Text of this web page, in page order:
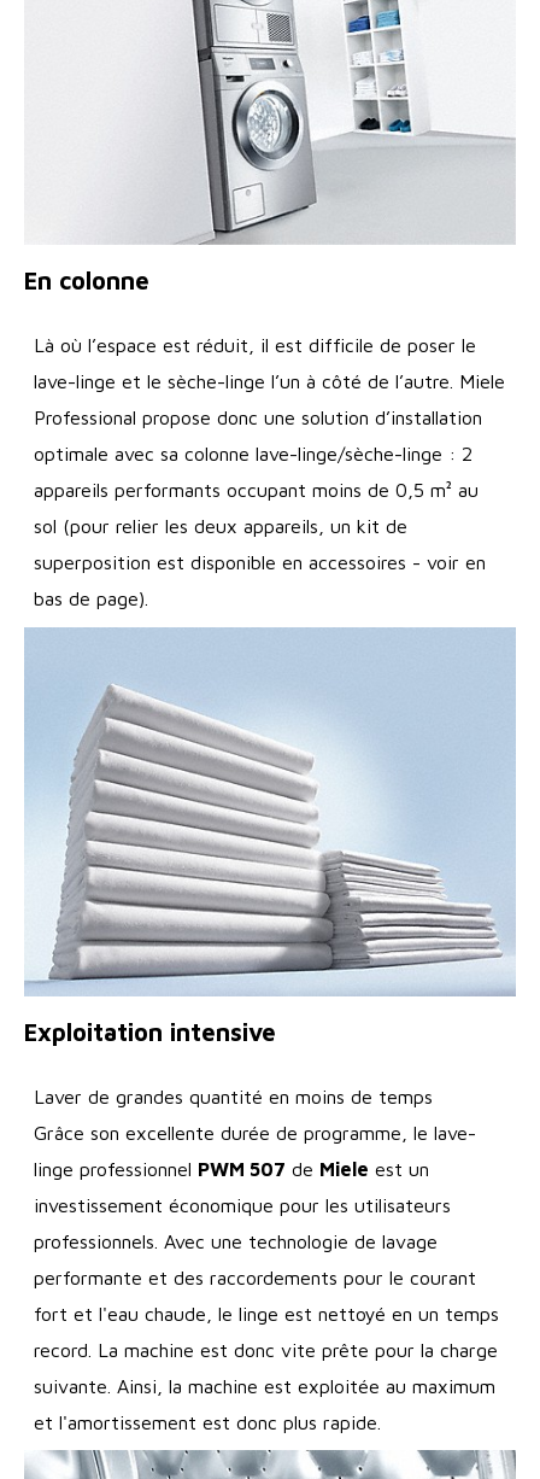
En colonne
Là où l’espace est réduit, il est difficile de poser le
lave-linge et le sèche-linge l’un à côté de l’autre. Miele
Professional propose donc une solution d’installation
optimale avec sa colonne lave-linge/sèche-linge : 2
appareils performants occupant moins de 0,5 m² au
sol (pour relier les deux appareils, un kit de
superposition est disponible en accessoires - voir en
bas de page).
Exploitation intensive
Laver de grandes quantité en moins de temps
Grâce son excellente durée de programme, le lave-
linge professionnel PWM 507 de Miele est un
investissement économique pour les utilisateurs
professionnels. Avec une technologie de lavage
performante et des raccordements pour le courant
fort et l'eau chaude, le linge est nettoyé en un temps
record. La machine est donc vite prête pour la charge
suivante. Ainsi, la machine est exploitée au maximum
et l'amortissement est donc plus rapide.